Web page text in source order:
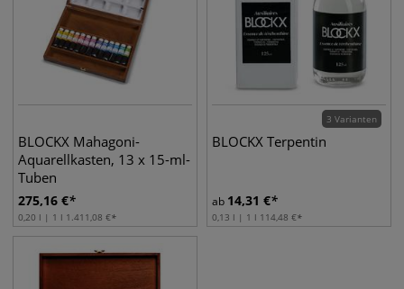
BLOCKX Mahagoni-
Aquarellkasten, 13 x 15-ml-
Tuben
275,16 €
0,20 l | 1 l 1.411,08 €
3 Varianten
BLOCKX Terpentin
ab 14,31 €
0,13 l | 1 l 114,48 €